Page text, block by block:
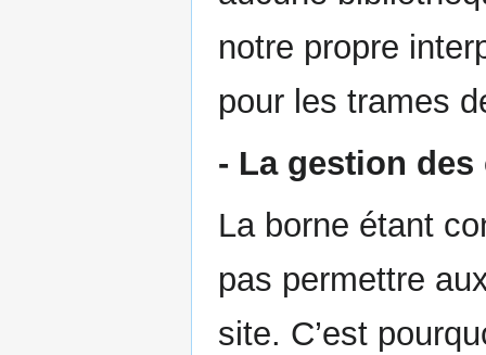
notre propre
pour les trames
- La gestion des
La borne étant
pas permettre
site. C’est